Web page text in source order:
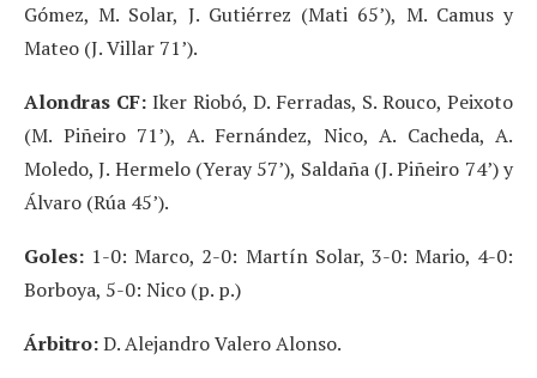
Gómez, M. Solar, J. Gutiérrez (Mati 65’), M. Camus y
Mateo (J. Villar 71’).
Alondras CF: Iker Riobó, D. Ferradas, S. Rouco, Peixoto
(M. Piñeiro 71’), A. Fernández, Nico, A. Cacheda, A.
Moledo, J. Hermelo (Yeray 57’), Saldaña (J. Piñeiro 74’) y
Álvaro (Rúa 45’).
Goles: 1-0: Marco, 2-0: Martín Solar, 3-0: Mario, 4-0:
Borboya, 5-0: Nico (p. p.)
Árbitro:D. Alejandro Valero Alonso.